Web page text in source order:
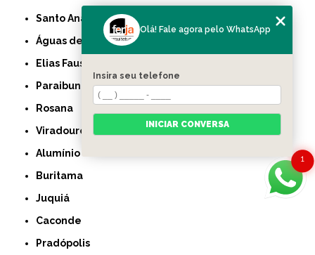
Santo Anastácio
Águas de Lindóia
Elias Fausto
Paraibuna
Rosana
Viradouro
Alumínio
Buritama
Juquiá
Caconde
Pradópolis
1
Olá! Fale agora pelo WhatsApp
Insira seu telefone
INICIAR CONVERSA